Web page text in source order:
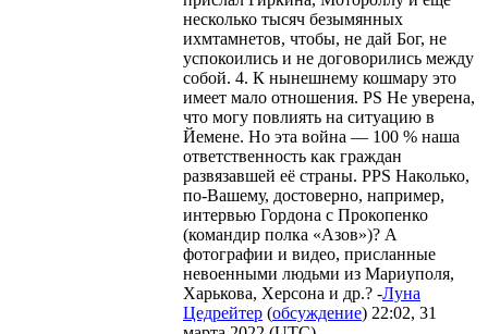
несколько тысяч безымянных
ихмтамнетов, чтобы, не дай Бог, не
успокоились и не договорились между
собой. 4. К нынешнему кошмару это
имеет мало отношения. PS Не уверена,
что могу повлиять на ситуацию в
Йемене. Но эта война — 100 % наша
ответственность как граждан
развязавшей её страны. PPS Наколько,
по-Вашему, достоверно, например,
интервью Гордона с Прокопенко
(командир полка «Азов»)? А
фотографии и видео, присланные
невоенными людьми из Мариуполя,
Харькова, Херсона и др.? -Луна
Цедрейтер (обсуждение) 22:02, 31